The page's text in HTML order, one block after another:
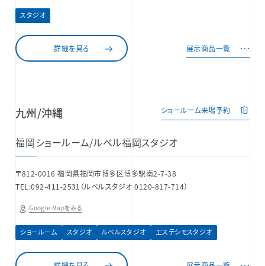
スタジオ
詳細を見る 展示商品一覧
九州/沖縄 ショールーム来場予約
福岡ショールーム/ルベル福岡スタジオ
〒812-0016 福岡県福岡市博多区博多駅南2-7-38
TEL:092-411-2531（ルベルスタジオ 0120-817-714）
Google Mapをみる
ショールーム スタジオ ルベルスタジオ エステシモスタジオ